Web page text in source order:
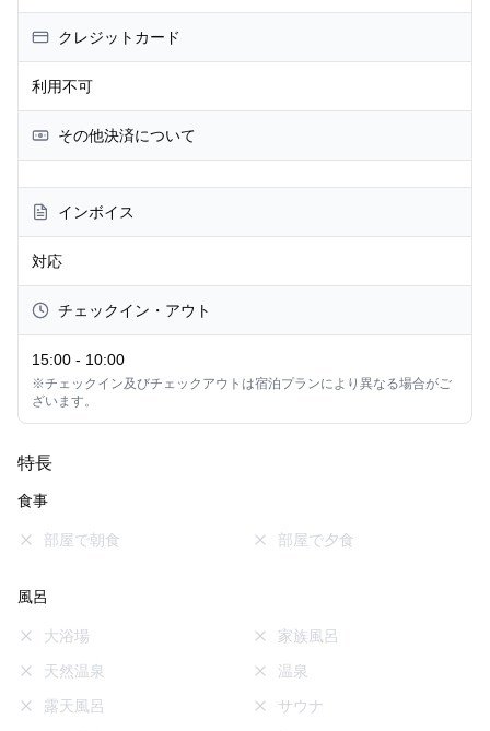
クレジットカード
利用不可
その他決済について
インボイス
対応
チェックイン・アウト
15:00 - 10:00
※チェックイン及びチェックアウトは宿泊プランにより異なる場合がご
ざいます。
特長
食事
部屋で朝食 部屋で夕食
風呂
大浴場
家族風呂
天然温泉
温泉
露天風呂
サウナ